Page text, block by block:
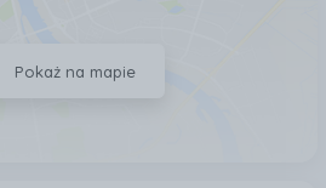
Pokaż na mapie